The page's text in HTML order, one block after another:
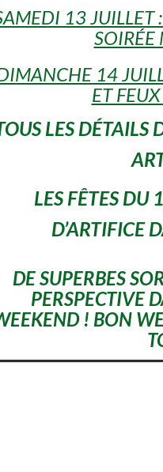
13 JUILLET
SOIRÉE
14
ET
LES DÉTAILS
LES FÊTES DU
D’ARTIFICE
DE SUPERBES
PERSPECTIVE
! BON